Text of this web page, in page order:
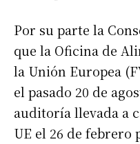
Por su parte la
que la Oficina de
la Unión Europea
el pasado 20 de
auditoría llevada a
UE el 26 de febrero